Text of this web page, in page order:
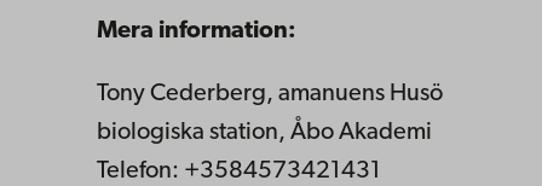
Mera information:
Tony Cederberg, amanuens Husö
biologiska station, Åbo Akademi
Telefon: +3584573421431